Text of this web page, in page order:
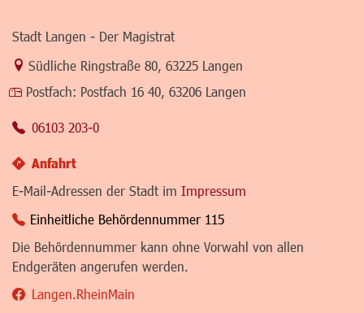
Stadt Langen - Der Magistrat
Link zur Google-Maps Navigation
Südliche Ringstraße 80 63225 Langen
Postfach: Postfach 16 40, 63206 Langen
06103 203-0
Anfahrt
E-Mail-Adressen der Stadt im Impressum
Einheitliche Behördennummer 115
Die Behördennummer kann ohne Vorwahl von allen
Endgeräten angerufen werden.
Langen.RheinMain